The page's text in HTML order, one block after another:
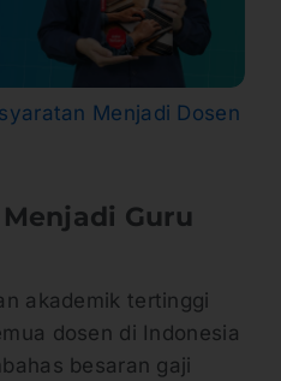
Menjadi Dosen
Guru
akademik tertinggi
dosen di Indonesia
besaran gaji